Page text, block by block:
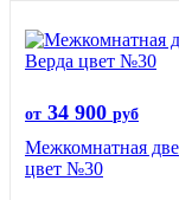
от 34 900 руб
Межкомнатная
цвет №30